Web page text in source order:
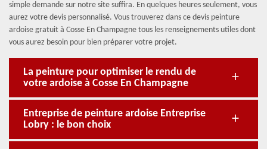
simple demande sur notre site suffira. En quelques heures seulement, vous
aurez votre devis personnalisé. Vous trouverez dans ce devis peinture
ardoise gratuit à Cosse En Champagne tous les renseignements utiles dont
vous aurez besoin pour bien préparer votre projet.
La peinture pour optimiser le rendu de
votre ardoise à Cosse En Champagne
Entreprise de peinture ardoise Entreprise
Lobry : le bon choix